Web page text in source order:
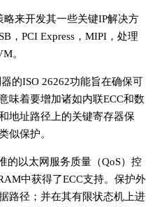
略来开发其一些关键IP解决方
，PCI Express，MIPI，处理
。
的ISO 26262功能旨在确保可
味着要增加诸如内联ECC和数
地址路径上的关键寄存器保
似保护。
的以太网服务质量（QoS）控
中获得了ECC支持。保护外
路径；并在其有限状态机上进